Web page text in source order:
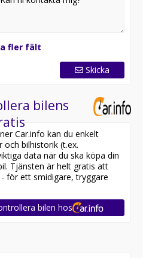
fler fält
Skicka
bilens
Car.info kan du enkelt
bilhistorik (t.ex.
data när du ska köpa din
Tjänsten är helt gratis att
för ett smidigare, tryggare
bilen hos